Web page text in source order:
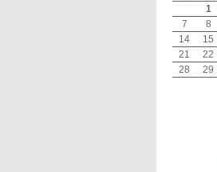
1
7
8
14
15
21
22
28
29